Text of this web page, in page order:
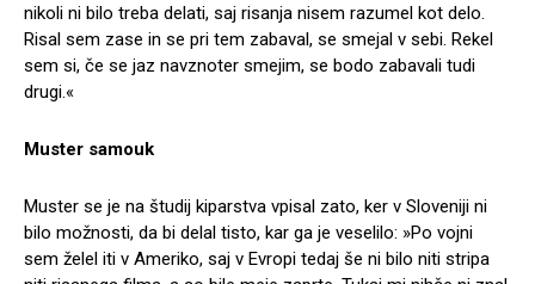
nikoli ni bilo treba delati, saj risanja nisem razumel kot delo.
Risal sem zase in se pri tem zabaval, se smejal v sebi. Rekel
sem si, če se jaz navznoter smejim, se bodo zabavali tudi
drugi.«
Muster samouk
Muster se je na študij kiparstva vpisal zato, ker v Sloveniji ni
bilo možnosti, da bi delal tisto, kar ga je veselilo: »Po vojni
sem želel iti v Ameriko, saj v Evropi tedaj še ni bilo niti stripa